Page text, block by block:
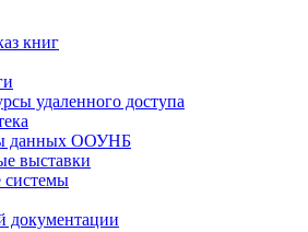
книг
удаленного доступа
данных ООУНБ
выставки
системы
документации